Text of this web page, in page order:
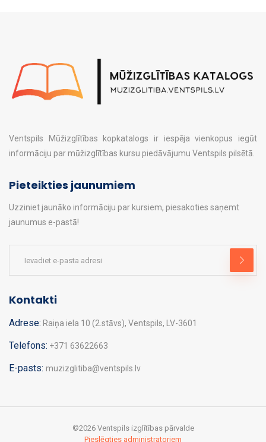
Ventspils Mūžizglītības kopkatalogs ir iespēja vienkopus iegūt
informāciju par mūžizglītības kursu piedāvājumu Ventspils pilsētā.
Pieteikties jaunumiem
Uzziniet jaunāko informāciju par kursiem, piesakoties saņemt
jaunumus e-pastā!
Kontakti
Adrese: Raiņa iela 10 (2.stāvs), Ventspils, LV-3601
Telefons: +371 63622663
E-pasts: muzizglitiba@ventspils.lv
©2026 Ventspils izglītības pārvalde
Pieslēgties administratoriem